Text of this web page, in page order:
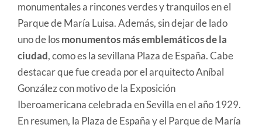
monumentales a rincones verdes y tranquilos en el
Parque de María Luisa. Además, sin dejar de lado
uno de losmonumentos más emblemáticos de la
ciudad, como es la sevillana Plaza de España. Cabe
destacar que fue creada por el arquitecto Aníbal
González con motivo de la Exposición
Iberoamericana celebrada en Sevilla en el año 1929.
En resumen, la Plaza de España y el Parque de María